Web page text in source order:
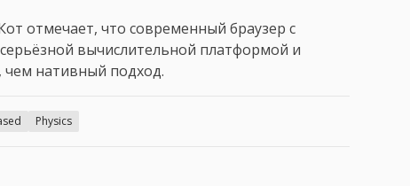
отмечает, что современный браузер с
вычислительной платформой и
чем нативный подход.
Physics